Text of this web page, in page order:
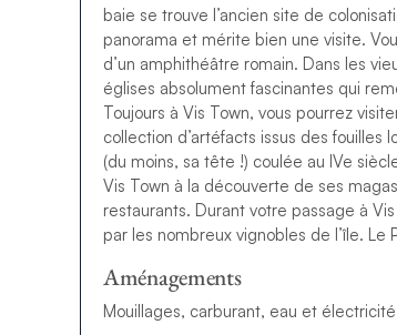
baie se trouve l’ancien site de
panorama et mérite bien une visite.
d’un amphithéâtre romain. Dans les
églises absolument fascinantes qui
Toujours à Vis Town, vous pourrez
collection d’artéfacts issus des
(du moins, sa tête !) coulée au IVe
Vis Town à la découverte de ses
restaurants. Durant votre passage à
par les nombreux vignobles de l’île.
Aménagements
Mouillages, carburant, eau et